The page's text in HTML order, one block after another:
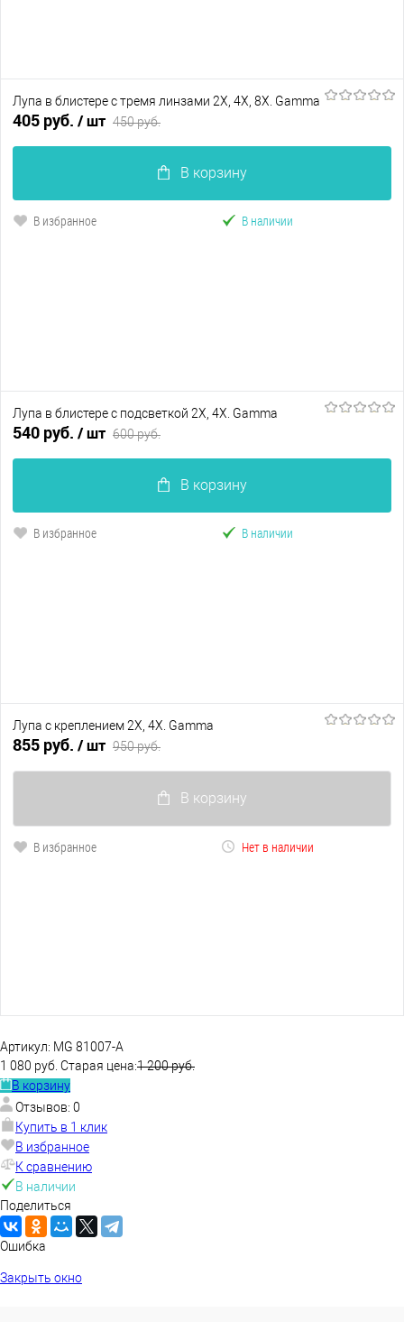
Лупа в блистере с тремя линзами 2Х, 4Х, 8Х. Gamma
405 руб. / шт 450 руб.
В корзину
В избранное В наличии
Лупа в блистере с подсветкой 2Х, 4Х. Gamma
540 руб. / шт 600 руб.
В корзину
В избранное В наличии
Лупа с креплением 2Х, 4Х. Gamma
855 руб. / шт 950 руб.
В корзину
В избранное Нет в наличии
Артикул: MG 81007-А
1 080 руб. Старая цена:1 200 руб.
В корзину
Отзывов: 0
Купить в 1 клик
В избранное
К сравнению
В наличии
Поделиться
Ошибка
Закрыть окно